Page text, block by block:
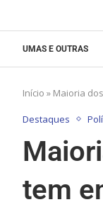
UMAS E OUTRAS
Início » Maioria
Destaques
tem